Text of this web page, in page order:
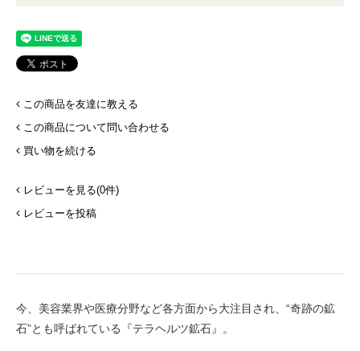
この商品を友達に教える
この商品について問い合わせる
買い物を続ける
レビューを見る(0件)
レビューを投稿
今、美容業界や医療分野など各方面から大注目され、“奇跡の鉱
石”とも呼ばれている『テラヘルツ鉱石』。